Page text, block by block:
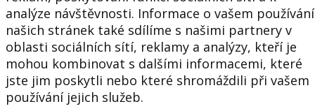
analýze návštěvnosti. Informace o vašem používání
našich stránek také sdílíme s našimi partnery v
oblasti sociálních sítí, reklamy a analýzy, kteří je
mohou kombinovat s dalšími informacemi, které
jste jim poskytli nebo které shromáždili při vašem
používání jejich služeb.